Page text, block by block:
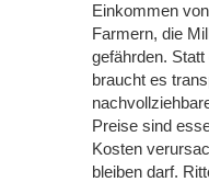
Einkommen
Farmern, die
gefährden.
braucht es
Preise sind
Kosten
bleiben darf.